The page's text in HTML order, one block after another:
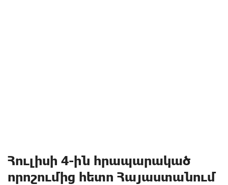
Հուլիսի 4-ին հրապարակած
որոշումից հետո Հայաստանում